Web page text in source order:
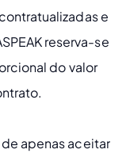
e
reserva-se
do valor
de apenas aceitar